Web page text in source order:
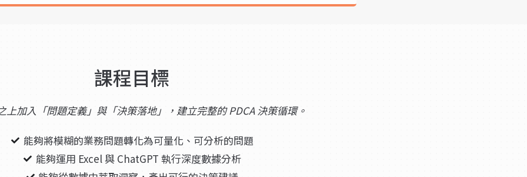
課程目標
上加入「問題定義」與「決策落地」，建立完整的 PDCA 決策循環。
能夠將模糊的業務問題轉化為可量化、可分析的問題
能夠運用 Excel 與 ChatGPT 執行深度數據分析